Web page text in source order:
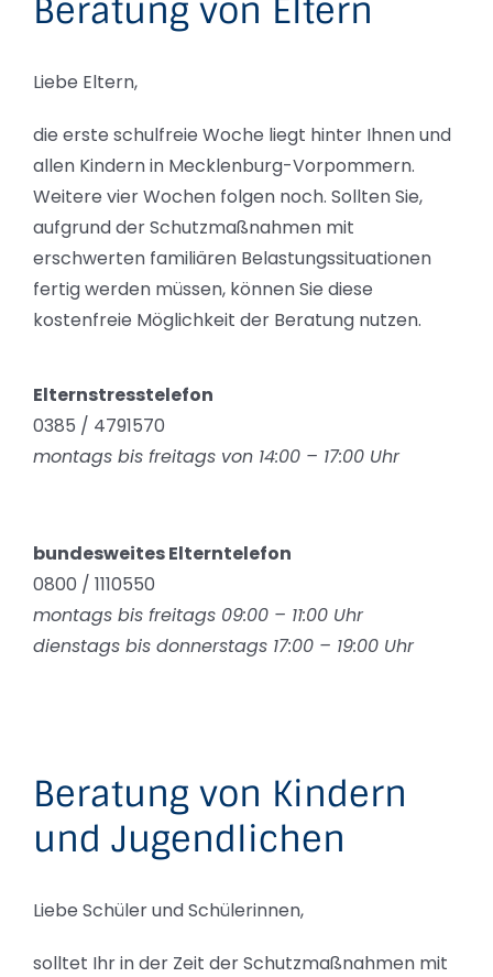
Beratung von Eltern
Liebe Eltern,
die erste schulfreie Woche liegt hinter Ihnen und
allen Kindern in Mecklenburg-Vorpommern.
Weitere vier Wochen folgen noch. Sollten Sie,
aufgrund der Schutzmaßnahmen mit
erschwerten familiären Belastungssituationen
fertig werden müssen, können Sie diese
kostenfreie Möglichkeit der Beratung nutzen.
Elternstresstelefon
0385 / 4791570
montags bis freitags von 14:00 – 17:00 Uhr
bundesweites Elterntelefon
0800 / 1110550
montags bis freitags 09:00 – 11:00 Uhr
dienstags bis donnerstags 17:00 – 19:00 Uhr
Beratung von Kindern
und Jugendlichen
Liebe Schüler und Schülerinnen,
solltet Ihr in der Zeit der Schutzmaßnahmen mit